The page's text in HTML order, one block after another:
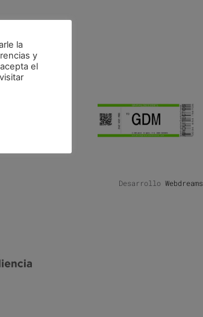
Desarrollo Webdreams
la
y
el